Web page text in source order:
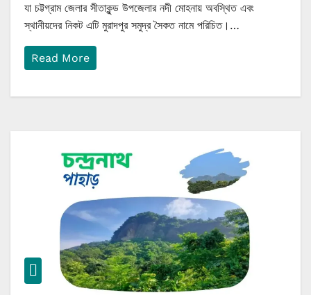
যা চট্টগ্রাম জেলার সীতাকুন্ড উপজেলার নদী মোহনায় অবস্থিত এবং
স্থানীয়দের নিকট এটি মুরাদপুর সমুদ্র সৈকত নামে পরিচিত।…
Read More